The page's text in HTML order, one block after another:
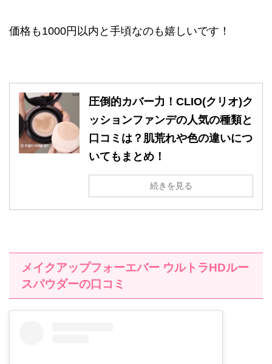
価格も1000円以内と手頃なのも嬉しいです！
圧倒的カバー力！CLIO(クリオ)ク
ッションファンデの人気の種類と
口コミは？肌荒れや色の違いにつ
いてもまとめ！
続きを見る
メイクアップフォーエバー ウルトラHDルー
スパウダーの口コミ